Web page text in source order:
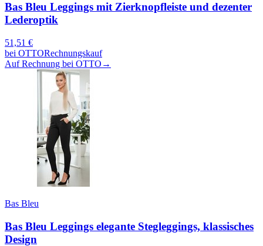
Bas Bleu Leggings mit Zierknopfleiste und dezenter
Lederoptik
51,51 €
bei OTTORechnungskauf
Auf Rechnung bei OTTO →
Bas Bleu
Bas Bleu Leggings elegante Stegleggings, klassisches
Design